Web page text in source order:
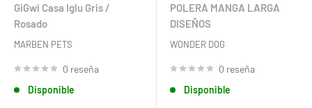
GiGwi Casa Iglu Gris /
Rosado
MARBEN PETS
0 reseña
Disponible
POLERA MANGA LARGA
DISEÑOS
WONDER DOG
0 reseña
Disponible
We will be back in a few minutes
Select an Agent
Atencion al cliente